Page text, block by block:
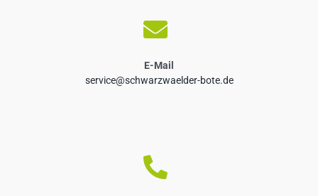
E-Mail
service@schwarzwaelder-bote.de